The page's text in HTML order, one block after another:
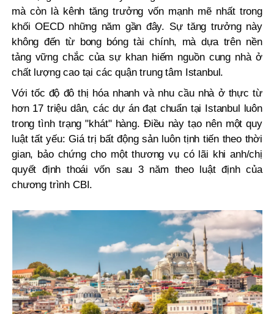
mà còn là kênh tăng trưởng vốn mạnh mẽ nhất trong
khối OECD những năm gần đây. Sự tăng trưởng này
không đến từ bong bóng tài chính, mà dựa trên nền
tảng vững chắc của sự khan hiếm nguồn cung nhà ở
chất lượng cao tại các quận trung tâm Istanbul.
Với tốc độ đô thị hóa nhanh và nhu cầu nhà ở thực từ
hơn 17 triệu dân, các dự án đạt chuẩn tại Istanbul luôn
trong tình trạng "khát" hàng. Điều này tạo nên một quy
luật tất yếu: Giá trị bất động sản luôn tịnh tiến theo thời
gian, bảo chứng cho một thương vụ có lãi khi anh/chị
quyết định thoái vốn sau 3 năm theo luật định của
chương trình CBI.